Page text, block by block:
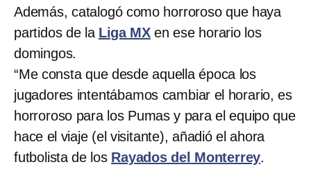
Además, catalogó como horroroso que haya
partidos de la Liga MX en ese horario los
domingos.
“Me consta que desde aquella época los
jugadores intentábamos cambiar el horario, es
horroroso para los Pumas y para el equipo que
hace el viaje (el visitante), añadió el ahora
futbolista de los Rayados del Monterrey.